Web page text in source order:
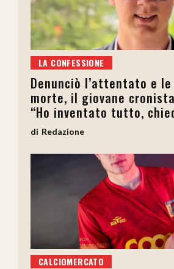
LA CONFESSIONE
Denunciò l’attentato e
morte, il giovane
“Ho inventato tutto,
Redazione
CALCIOMERCATO